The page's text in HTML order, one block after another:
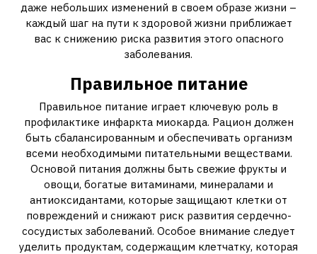
даже небольших изменений в своем образе жизни –
каждый шаг на пути к здоровой жизни приближает
вас к снижению риска развития этого опасного
заболевания.
Правильное питание
Правильное питание играет ключевую роль в
профилактике инфаркта миокарда. Рацион должен
быть сбалансированным и обеспечивать организм
всеми необходимыми питательными веществами.
Основой питания должны быть свежие фрукты и
овощи, богатые витаминами, минералами и
антиоксидантами, которые защищают клетки от
повреждений и снижают риск развития сердечно-
сосудистых заболеваний. Особое внимание следует
уделить продуктам, содержащим клетчатку, которая